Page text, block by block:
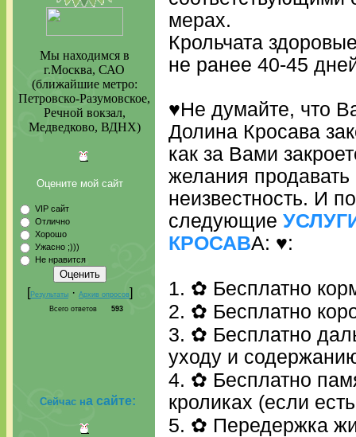
Мы находимся в
г.Москва, САО
(ближайшие метро:
Петровско-Разумовское,
Речной вокзал,
Медведково, ВДНХ)
Оцените мой сайт
VIP сайт
Отлично
Хорошо
Ужасно ;)))
Не нравится
[Результаты · Архив опросов]
Всего ответов 593
Сейчас на сайте:
мерах.
Крольчата
не ранее 40-45
♥Не думайте, что
Долина Кросава
как за Вами
желания продавать
неизвестность. И
следующие
КРОСАВА: ♥:
1. ✿ Бесплатно
2. ✿ Бесплатно
3. ✿ Бесплатно
уходу и
4. ✿ Бесплатно
кроликах (если
5. ✿ Передержка